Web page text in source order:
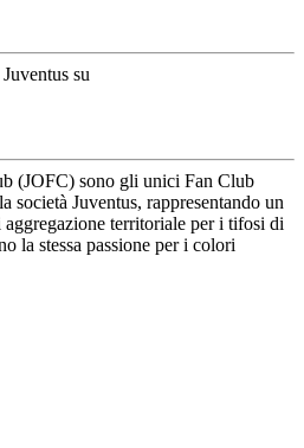
su
(JOFC) sono gli unici Fan Club
società Juventus, rappresentando un
territoriale per i tifosi di
la stessa passione per i colori